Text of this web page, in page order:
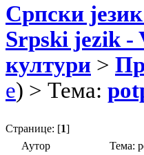
Српски
Srpski jezik -
култури >
e) > Тема:
Странице: [1]
Аутор
Тема: